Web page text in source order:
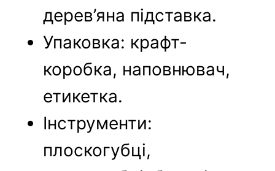
дерев’яна підставка.
Упаковка: крафт-
коробка, наповнювач,
етикетка.
Інструменти:
плоскогубці,